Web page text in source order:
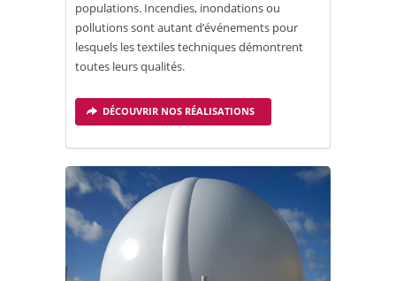
populations. Incendies, inondations ou
pollutions sont autant d’événements pour
lesquels les textiles techniques démontrent
toutes leurs qualités.
DÉCOUVRIR NOS RÉALISATIONS